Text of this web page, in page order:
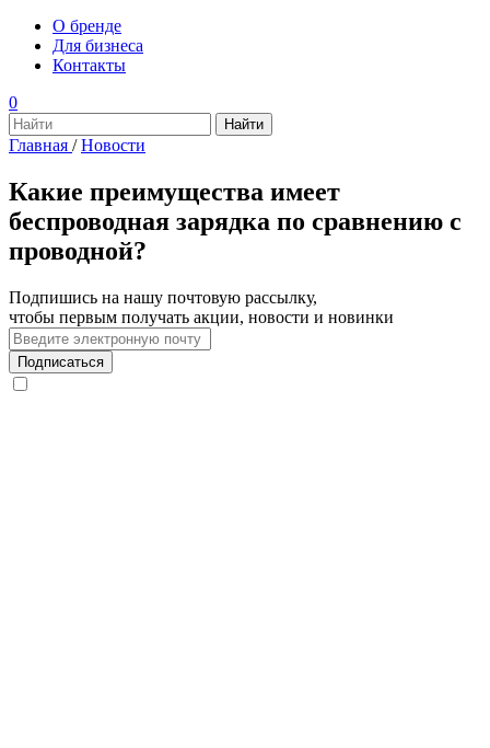
О бренде
Для бизнеса
Контакты
0
Главная / Новости
Какие преимущества имеет
беспроводная зарядка по сравнению с
проводной?
Подпишись на нашу почтовую рассылку,
чтобы первым получать акции, новости и новинки
Подписаться